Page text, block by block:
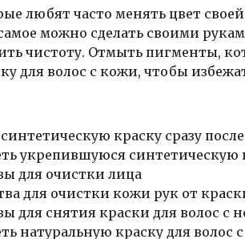
любят часто менять цвет
можно сделать своими
чистоту. Отмыть пигменты,
для волос с кожи, чтобы
краску сразу
укрепившуюся синтетическую
для очистки лица
для очистки кожи рук от
для снятия краски для волос с
натуральную краску для волос